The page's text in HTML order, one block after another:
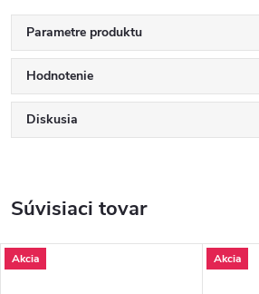
Parametre produktu
Hodnotenie
Diskusia
Súvisiaci tovar
Akcia Akcia